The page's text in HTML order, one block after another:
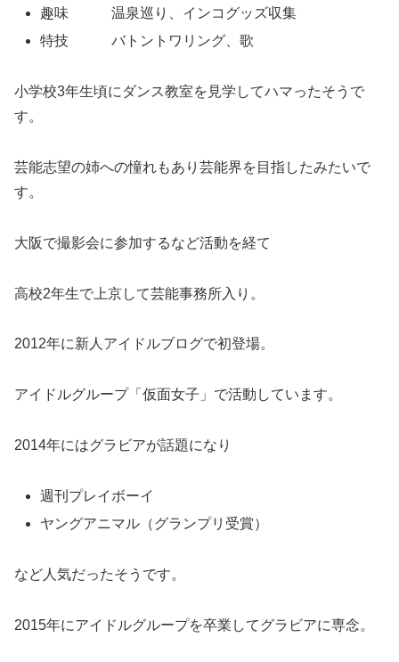
趣味 温泉巡り、インコグッズ収集
特技 バトントワリング、歌
小学校3年生頃にダンス教室を見学してハマったそうで
す。
芸能志望の姉への憧れもあり芸能界を目指したみたいで
す。
大阪で撮影会に参加するなど活動を経て
高校2年生で上京して芸能事務所入り。
2012年に新人アイドルブログで初登場。
アイドルグループ「仮面女子」で活動しています。
2014年にはグラビアが話題になり
週刊プレイボーイ
ヤングアニマル（グランプリ受賞）
など人気だったそうです。
2015年にアイドルグループを卒業してグラビアに専念。